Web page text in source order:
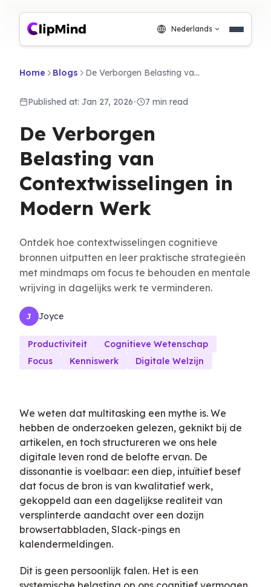
Nederlands
Home Blogs De Verborgen Belasting van Contextwisselingen in Modern Werk
Published at: Jan 27, 2026• 7 min read
De Verborgen
Belasting van
Contextwisselingen in
Modern Werk
Ontdek hoe contextwisselingen cognitieve
bronnen uitputten en leer praktische strategieën
met mindmaps om focus te behouden en mentale
wrijving in dagelijks werk te verminderen.
J Joyce
Productiviteit
Cognitieve Wetenschap
Focus
Kenniswerk Digitale Welzijn
We weten dat multitasking een mythe is. We
hebben de onderzoeken gelezen, geknikt bij de
artikelen, en toch structureren we ons hele
digitale leven rond de belofte ervan. De
dissonantie is voelbaar: een diep, intuïtief besef
dat focus de bron is van kwalitatief werk,
gekoppeld aan een dagelijkse realiteit van
versplinterde aandacht over een dozijn
browsertabbladen, Slack-pings en
kalendermeldingen.
Dit is geen persoonlijk falen. Het is een